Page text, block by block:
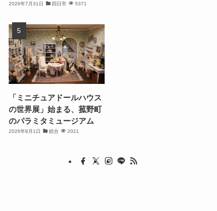
2026年7月31日 四日市 5371
「ミニチュアドールハウス
の世界展」始まる、菰野町
のパラミタミュージアム
2026年8月1日 総合 2021